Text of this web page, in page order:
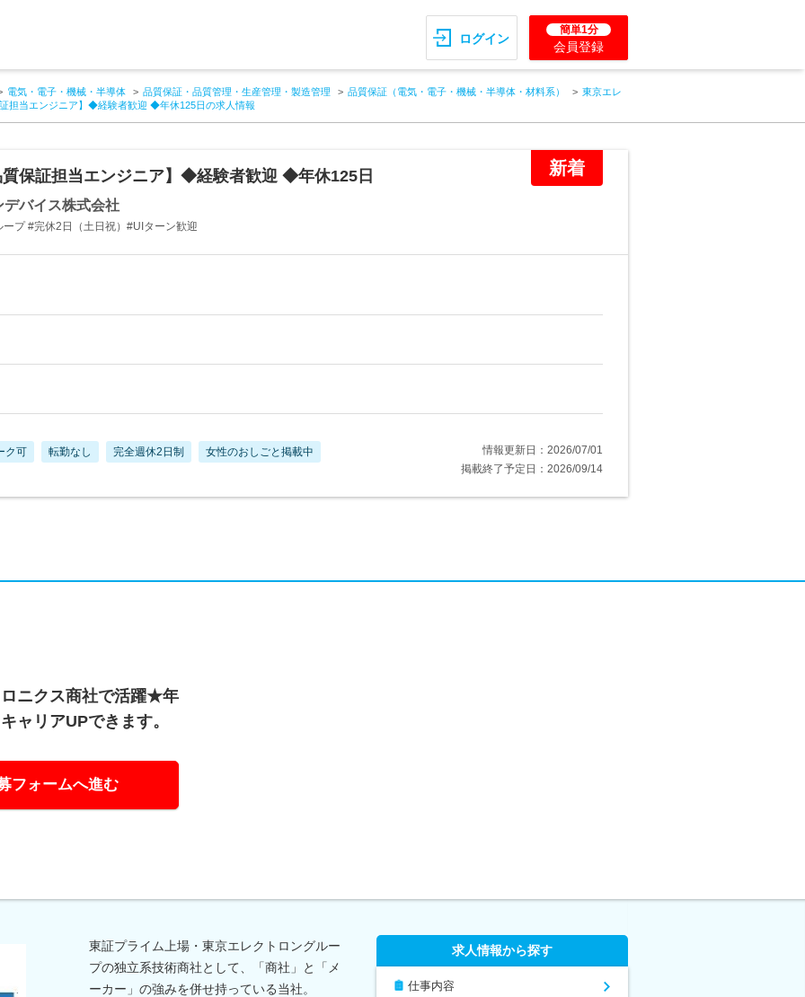
ログイン
簡単1分
会員登録
電気・電子・機械・半導体 品質保証・品質管理・生産管理・製造管理 品質保証（電気・電子・機械・半導体・材料系）
東京エレ
担当エンジニア】◆経験者歓迎 ◆年休125日の求人情報
新着
保証担当エンジニア】◆経験者歓迎 ◆年休125日
バイス株式会社
プ #完休2日（土日祝）#UIターン歓迎
ク可 転勤なし 完全週休2日制 女性のおしごと掲載中
情報更新日：2026/07/01
掲載終了予定日：2026/09/14
ニクス商社で活躍★年
ャリアUPできます。
フォームへ進む
東証プライム上場・東京エレクトロングルー
プの独立系技術商社として、「商社」と「メ
ーカー」の強みを併せ持っている当社。
求人情報から探す
仕事内容